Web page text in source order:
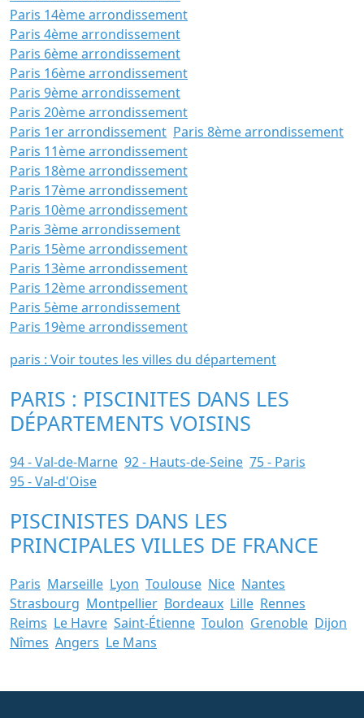
Paris 14ème arrondissement
Paris 4ème arrondissement
Paris 6ème arrondissement
Paris 16ème arrondissement
Paris 9ème arrondissement
Paris 20ème arrondissement
Paris 1er arrondissement Paris 8ème arrondissement
Paris 11ème arrondissement
Paris 18ème arrondissement
Paris 17ème arrondissement
Paris 10ème arrondissement
Paris 3ème arrondissement
Paris 15ème arrondissement
Paris 13ème arrondissement
Paris 12ème arrondissement
Paris 5ème arrondissement
Paris 19ème arrondissement
paris : Voir toutes les villes du département
PARIS : PISCINITES DANS LES
DÉPARTEMENTS VOISINS
94 - Val-de-Marne 92 - Hauts-de-Seine 75 - Paris
95 - Val-d'Oise
PISCINISTES DANS LES
PRINCIPALES VILLES DE FRANCE
Paris Marseille Lyon Toulouse Nice Nantes
Strasbourg Montpellier Bordeaux Lille Rennes
Reims Le Havre Saint-Étienne Toulon Grenoble Dijon
Nîmes Angers Le Mans